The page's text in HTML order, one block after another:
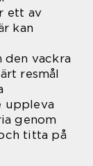
ett av
kan
den vackra
resmål
uppleva
genom
titta på